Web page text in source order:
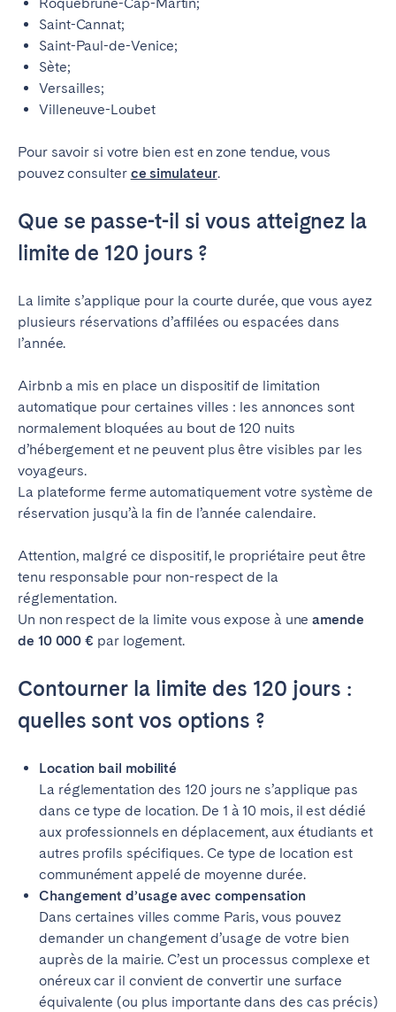
Saint-Cannat;
Saint-Paul-de-Venice;
Sète;
Versailles;
Villeneuve-Loubet
Pour savoir si votre bien est en zone tendue, vous
pouvez consulter ce simulateur.
Que se passe-t-il si vous atteignez la
limite de 120 jours ?
La limite s’applique pour la courte durée, que vous ayez
plusieurs réservations d’affilées ou espacées dans
l’année.
Airbnb a mis en place un dispositif de limitation
automatique pour certaines villes : les annonces sont
normalement bloquées au bout de 120 nuits
d’hébergement et ne peuvent plus être visibles par les
voyageurs.
La plateforme ferme automatiquement votre système de
réservation jusqu’à la fin de l’année calendaire.
Attention, malgré ce dispositif, le propriétaire peut être
tenu responsable pour non-respect de la
réglementation.
Un non respect de la limite vous expose à uneamende
de 10 000 € par logement.
Contourner la limite des 120 jours :
quelles sont vos options ?
Location bail mobilité
La réglementation des 120 jours ne s’applique pas
dans ce type de location. De 1 à 10 mois, il est dédié
aux professionnels en déplacement, aux étudiants et
autres profils spécifiques. Ce type de location est
communément appelé de moyenne durée.
Changement d’usage avec compensation
Dans certaines villes comme Paris, vous pouvez
demander un changement d’usage de votre bien
auprès de la mairie. C’est un processus complexe et
onéreux car il convient de convertir une surface
équivalente (ou plus importante dans des cas précis)